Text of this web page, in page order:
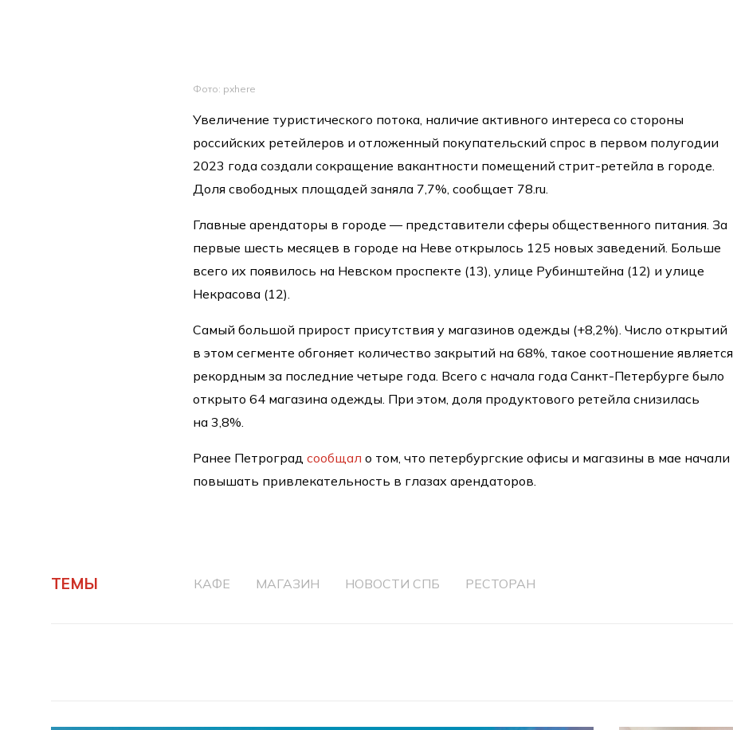
Фото: pxhere
Увеличение туристического потока, наличие активного интереса со стороны
российских ретейлеров и отложенный покупательский спрос в первом полугодии
2023 года создали сокращение вакантности помещений стрит-ретейла в городе.
Доля свободных площадей заняла 7,7%, сообщает 78.ru.
Главные арендаторы в городе — представители сферы общественного питания. За
первые шесть месяцев в городе на Неве открылось 125 новых заведений. Больше
всего их появилось на Невском проспекте (13), улице Рубинштейна (12) и улице
Некрасова (12).
Самый большой прирост присутствия у магазинов одежды (+8,2%). Число открытий
в этом сегменте обгоняет количество закрытий на 68%, такое соотношение является
рекордным за последние четыре года. Всего с начала года Санкт-Петербурге было
открыто 64 магазина одежды. При этом, доля продуктового ретейла снизилась
на 3,8%.
Ранее Петроградсообщал о том, что петербургские офисы и магазины в мае начали
повышать привлекательность в глазах арендаторов.
ТЕМЫ КАФЕ МАГАЗИН НОВОСТИ СПБ РЕСТОРАН